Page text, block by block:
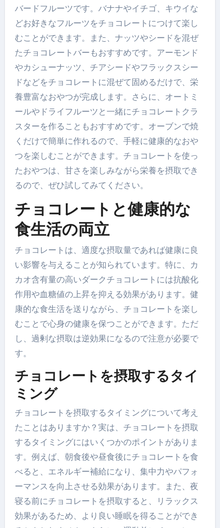
バードフルーツです。バナナやイチゴ、キウイな
どお好きなフルーツをチョコレートにつけて楽し
むことができます。また、ナッツやシードを混ぜ
たチョコレートバーもおすすめです。アーモンド
やカシューナッツ、チアシードやフラックスシー
ドなどをチョコレートに混ぜて固めるだけで、栄
養豊富なおやつが完成します。さらに、オートミ
ールやドライフルーツと一緒にチョコレートクラ
スターを作ることもおすすめです。オーブンで焼
くだけで簡単に作れるので、手軽に健康的なおや
つを楽しむことができます。チョコレートを使っ
たおやつは、甘さを楽しみながら栄養を摂取でき
るので、ぜひ試してみてください。
チョコレートと健康的な
食生活の両立
チョコレートは、適度な摂取量であれば健康に良
い影響を与えることが知られています。特に、カ
カオ含有量の高いダークチョコレートには抗酸化
作用や血糖値の上昇を抑える効果があります。健
康的な食生活を送りながら、チョコレートを楽し
むことで心身の健康を保つことができます。ただ
し、過剰な摂取は逆効果になるので注意が必要で
す。
チョコレートを摂取するタイ
ミング
チョコレートを摂取するタイミングについて考え
たことはありますか？実は、チョコレートを摂取
するタイミングにはいくつかのポイントがありま
す。例えば、朝食後や昼食後にチョコレートを食
べると、エネルギー補給になり、集中力やパフォ
ーマンスを向上させる効果があります。また、夜
寝る前にチョコレートを摂取すると、リラックス
効果があるため、より良い睡眠を得ることができ